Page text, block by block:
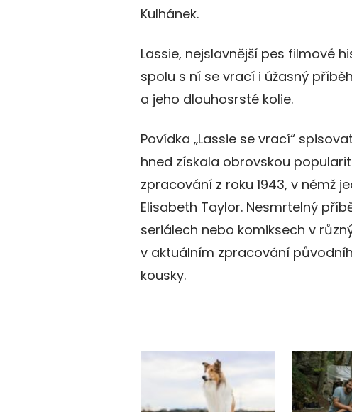
Kulhánek.
Lassie, nejslavnější pes filmové
spolu s ní se vrací i úžasný
a jeho dlouhosrsté kolie.
Povídka „Lassie se vrací“
hned získala obrovskou
zpracování z roku 1943, v němž
Elisabeth Taylor. Nesmrtelný
seriálech nebo komiksech v
v aktuálním zpracování
kousky.